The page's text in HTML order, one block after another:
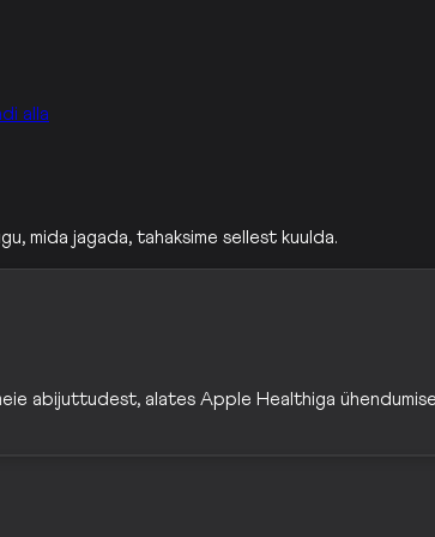
alla
mida jagada, tahaksime sellest kuulda.
abijuttudest, alates Apple Healthiga